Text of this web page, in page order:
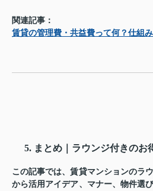
関連記事：
賃貸の管理費・共益費って何？仕組
5. まとめ｜ラウンジ付きのお
この記事では、賃貸マンションのラ
から活用アイデア、マナー、物件選